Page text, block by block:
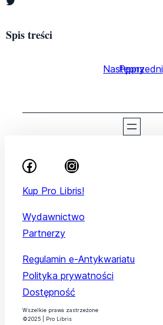
Spis treści
Poprzedni
Następny
Kup Pro Libris!
Wydawnictwo
Partnerzy
Regulamin e-Antykwariatu
Polityka prywatności
Dostępność
Wszelkie prawa zastrzeżone
©2025 | Pro Libris